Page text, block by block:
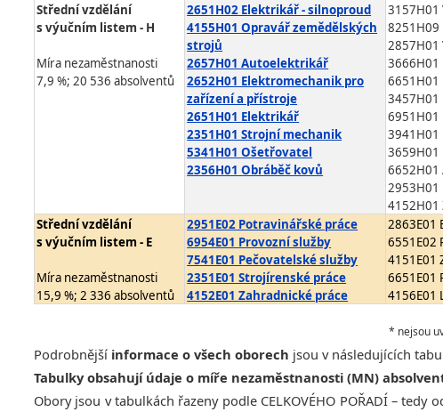
Střední vzdělání
s výučním listem - H
Míra nezaměstnanosti
7,9 %; 20 536 absolventů
2651H02 Elektrikář - silnoproud
4155H01 Opravář zemědělských
strojů
2657H01 Autoelektrikář
2652H01 Elektromechanik pro
zařízení a přístroje
2651H01 Elektrikář
2351H01 Strojní mechanik
5341H01 Ošetřovatel
2356H01 Obráběč kovů
3157H01
8251H09
2857H01
3666H01
6651H01
3457H01
6951H01
3941H01
3659H01
6652H01
2953H01
4152H01
Střední vzdělání
s výučním listem - E
Míra nezaměstnanosti
15,9 %; 2 336 absolventů
2951E02 Potravinářské práce
6954E01 Provozní služby
7541E01 Pečovatelské služby
2351E01 Strojírenské práce
4152E01 Zahradnické práce
2863E01
6551E02
4151E01
6651E01
4156E01
* nejsou
Podrobnější informace o všech oborech jsou v následujících
Tabulky obsahují údaje o míře nezaměstnanosti (MN)
Obory jsou v tabulkách řazeny podle CELKOVÉHO POŘADÍ –